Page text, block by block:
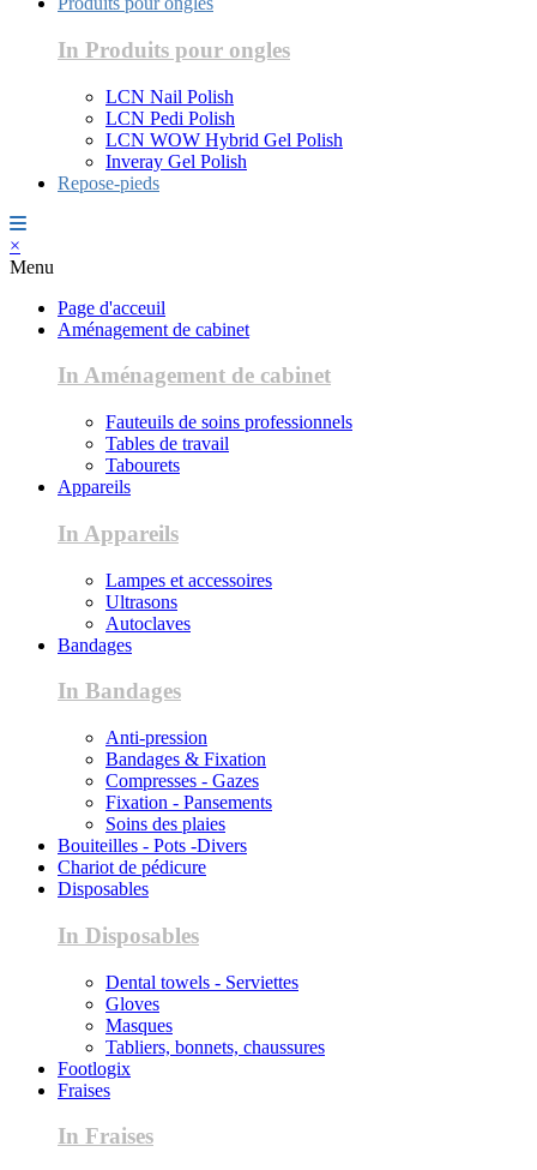
In Produits pour ongles
LCN Nail Polish
LCN Pedi Polish
LCN WOW Hybrid Gel Polish
Inveray Gel Polish
Repose-pieds
×
Menu
Page d'acceuil
Aménagement de cabinet
In Aménagement de cabinet
Fauteuils de soins professionnels
Tables de travail
Tabourets
Appareils
In Appareils
Lampes et accessoires
Ultrasons
Autoclaves
Bandages
In Bandages
Anti-pression
Bandages & Fixation
Compresses - Gazes
Fixation - Pansements
Soins des plaies
Bouiteilles - Pots -Divers
Chariot de pédicure
Disposables
In Disposables
Dental towels - Serviettes
Gloves
Masques
Tabliers, bonnets, chaussures
Footlogix
Fraises
In Fraises